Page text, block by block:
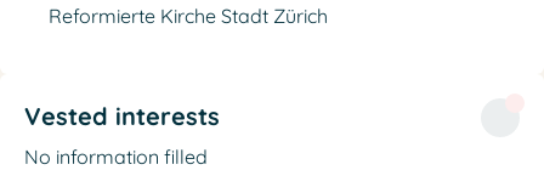
Reformierte Kirche Stadt Zürich
Vested interests
No information filled